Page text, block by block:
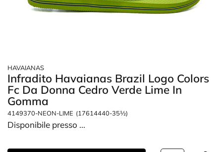
HAVAIANAS
Infradito Havaianas Brazil Logo Colors
Fc Da Donna Cedro Verde Lime In
Gomma
4149370-NEON-LIME (17614440-35½)
Disponibile presso ...